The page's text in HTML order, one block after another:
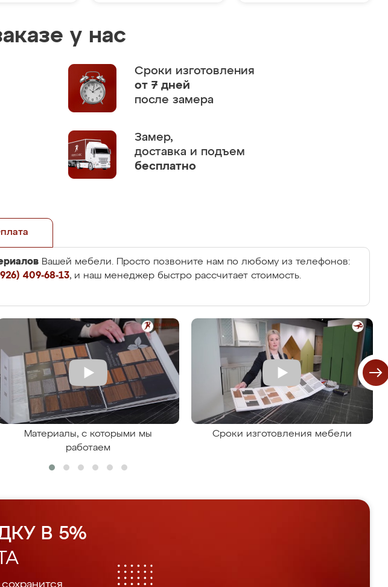
у нас
Сроки изготовления
от 7 дней
после замера
Замер,
доставка и подъем
бесплатно
Вашей мебели. Просто позвоните нам по любому из телефонов:
409-68-13, и наш менеджер быстро рассчитает стоимость.
Материалы, с которыми мы
работаем
Сроки изготовления мебели
В 5%